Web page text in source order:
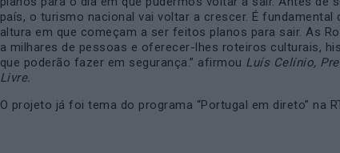
país, o turismo nacional vai voltar a crescer. É fundamental
altura em que começam a ser feitos planos para sair. As
a milhares de pessoas e oferecer-lhes roteiros culturais,
que poderão fazer em segurança.” afirmou Luís Celínio,
Livre.
O projeto já foi tema do programa “Portugal em direto” na